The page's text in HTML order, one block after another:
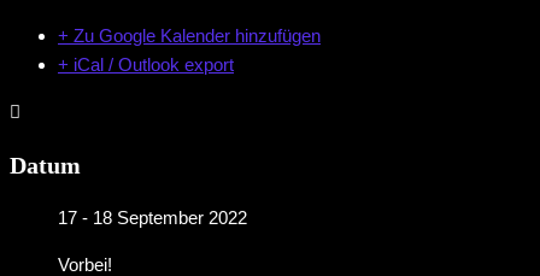
+ Zu Google Kalender hinzufügen
+ iCal / Outlook export
Datum
17 - 18 September 2022
Vorbei!